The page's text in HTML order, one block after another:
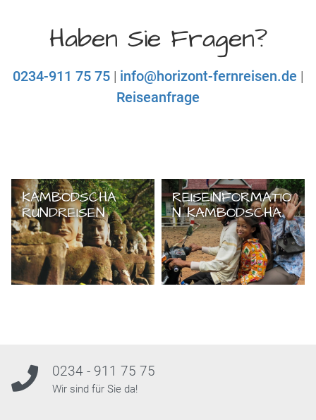
Haben Sie Fragen?
0234-911 75 75 | info@horizont-fernreisen.de |
Reiseanfrage
KAMBODSCHA
RUNDREISEN
REISEINFORMATIO
N KAMBODSCHA
0234 - 911 75 75
Wir sind für Sie da!